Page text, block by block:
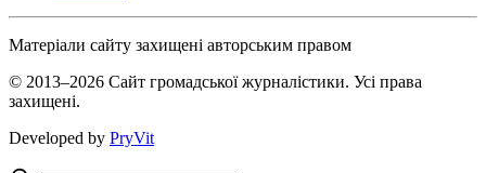
Матеріали сайту захищені авторським правом
© 2013–2026 Сайт громадської журналістики. Усі права
захищені.
Developed by PryVit